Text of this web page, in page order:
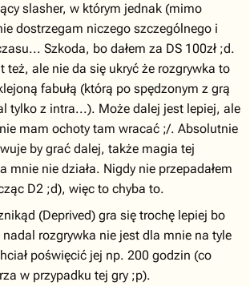
slasher, w którym jednak (mimo
dostrzegam niczego szczególnego i
Szkoda, bo dałem za DS 100zł ;d.
też, ale nie da się ukryć że rozgrywka to
fabułą (którą po spędzonym z grą
tylko z intra...). Może dalej jest lepiej, ale
mam ochoty tam wracać ;/. Absolutnie
by grać dalej, także magia tej
mnie nie działa. Nigdy nie przepadałem
D2 ;d), więc to chyba to.
(Deprived) gra się trochę lepiej bo
rozgrywka nie jest dla mnie na tyle
poświęcić jej np. 200 godzin (co
w przypadku tej gry ;p).